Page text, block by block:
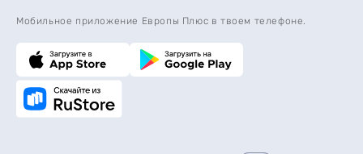
Мобильное приложение Европы Плюс в твоем телефоне.